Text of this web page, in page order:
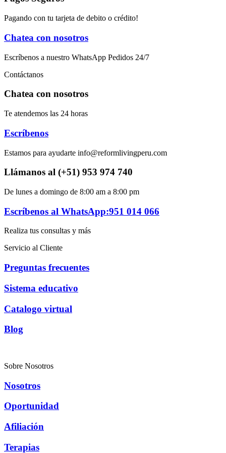
Pagando con tu tarjeta de debito o crédito!
Chatea con nosotros
Escríbenos a nuestro WhatsApp Pedidos 24/7
Contáctanos
Chatea con nosotros
Te atendemos las 24 horas
Escríbenos
Estamos para ayudarte info@reformlivingperu.com
Llámanos al (+51) 953 974 740
De lunes a domingo de 8:00 am a 8:00 pm
Escríbenos al WhatsApp:951 014 066
Realiza tus consultas y más
Servicio al Cliente
Preguntas frecuentes
Sistema educativo
Catalogo virtual
Blog
Sobre Nosotros
Nosotros
Oportunidad
Afiliación
Terapias